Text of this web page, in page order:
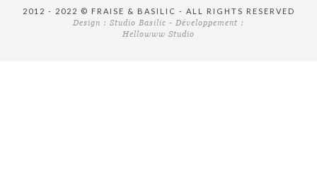
2012 - 2022 © FRAISE & BASILIC - ALL RIGHTS RESERVED
Design : Studio Basilic - Développement :
Hellowww Studio